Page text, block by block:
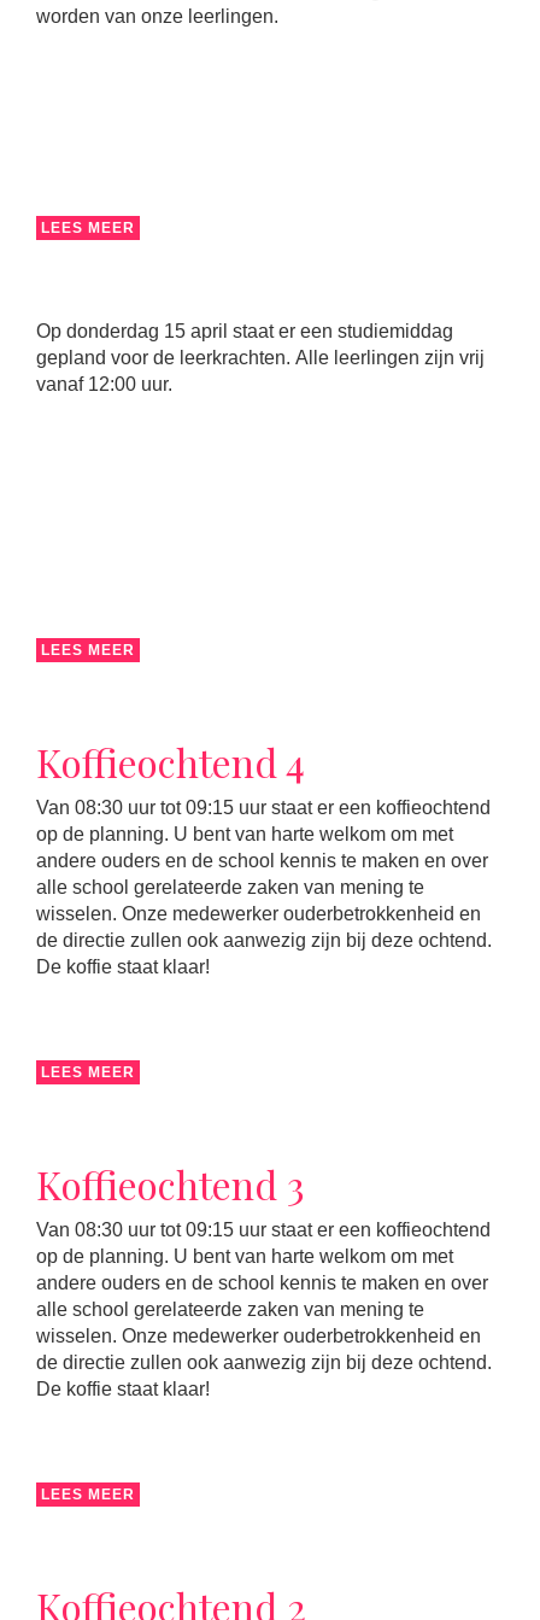
worden van onze leerlingen.
LEES MEER
Op donderdag 15 april staat er een studiemiddag
gepland voor de leerkrachten. Alle leerlingen zijn vrij
vanaf 12:00 uur.
LEES MEER
Koffieochtend 4
Van 08:30 uur tot 09:15 uur staat er een koffieochtend
op de planning. U bent van harte welkom om met
andere ouders en de school kennis te maken en over
alle school gerelateerde zaken van mening te
wisselen. Onze medewerker ouderbetrokkenheid en
de directie zullen ook aanwezig zijn bij deze ochtend.
De koffie staat klaar!
LEES MEER
Koffieochtend 3
Van 08:30 uur tot 09:15 uur staat er een koffieochtend
op de planning. U bent van harte welkom om met
andere ouders en de school kennis te maken en over
alle school gerelateerde zaken van mening te
wisselen. Onze medewerker ouderbetrokkenheid en
de directie zullen ook aanwezig zijn bij deze ochtend.
De koffie staat klaar!
LEES MEER
Koffieochtend 2